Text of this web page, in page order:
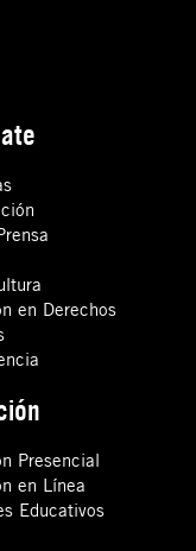
en Derechos
Presencial
en Línea
Educativos